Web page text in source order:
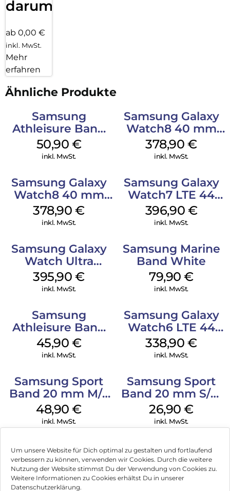
Um unsere Website für Dich optimal zu gestalten und fortlaufend
verbessern zu können, verwenden wir Cookies. Durch die weitere
Nutzung der Website stimmst Du der Verwendung von Cookies zu.
Weitere Informationen zu Cookies erhältst Du in unserer
Datenschutzerklärung.
darum!
ab 0,00 €
inkl. MwSt.
Mehr
erfahren
Ähnliche Produkte
Samsung
Athleisure Band
(M/L) Galaxy
Watch8/Watch8
50,90 €
inkl. MwSt.
Samsung Galaxy
Watch8 40 mm
Graphite
378,90€
inkl. MwSt.
Samsung Galaxy
Watch8 40 mm
Silver
378,90€
inkl. MwSt.
Samsung Galaxy
Watch7 LTE 44
mm Green
396,90 €
inkl. MwSt.
Samsung Galaxy
Watch Ultra
Titanium White
395,90€
inkl. MwSt.
Samsung Marine
Band White
79,90€
inkl. MwSt.
Samsung
Athleisure Band
S/M Galaxy
Watch7 Cream
45,90 €
inkl. MwSt.
Samsung Galaxy
Watch6 LTE 44
mm Graphite
338,90€
inkl. MwSt.
Samsung Sport
Band 20 mm M/L
Galaxy Watch
Series Silber
48,90€
inkl. MwSt.
Samsung Sport
Band 20 mm S/M
Galaxy Watch4
Serie Graphite
26,90€
inkl. MwSt.
Impressum